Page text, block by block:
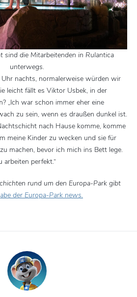
sind die Mitarbeitenden in Rulantica
unterwegs.
nachts, normalerweise würden wir
leicht fällt es Viktor Usbek, in der
„Ich war schon immer eher eine
zu sein, wenn es draußen dunkel ist.
nach Hause komme, komme
meine Kinder zu wecken und sie für
machen, bevor ich mich ins Bett lege.
perfekt.“
rund um den Europa-Park gibt
der Europa-Park news.